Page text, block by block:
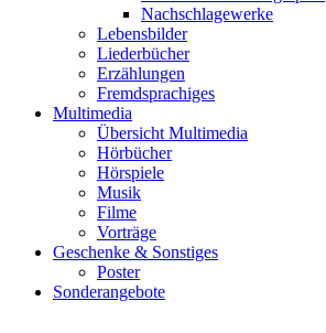
Nachschlagewerke
Lebensbilder
Liederbücher
Erzählungen
Fremdsprachiges
Multimedia
Übersicht Multimedia
Hörbücher
Hörspiele
Musik
Filme
Vorträge
Geschenke & Sonstiges
Poster
Sonderangebote